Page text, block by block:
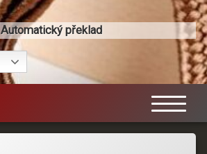
Automatický překlad